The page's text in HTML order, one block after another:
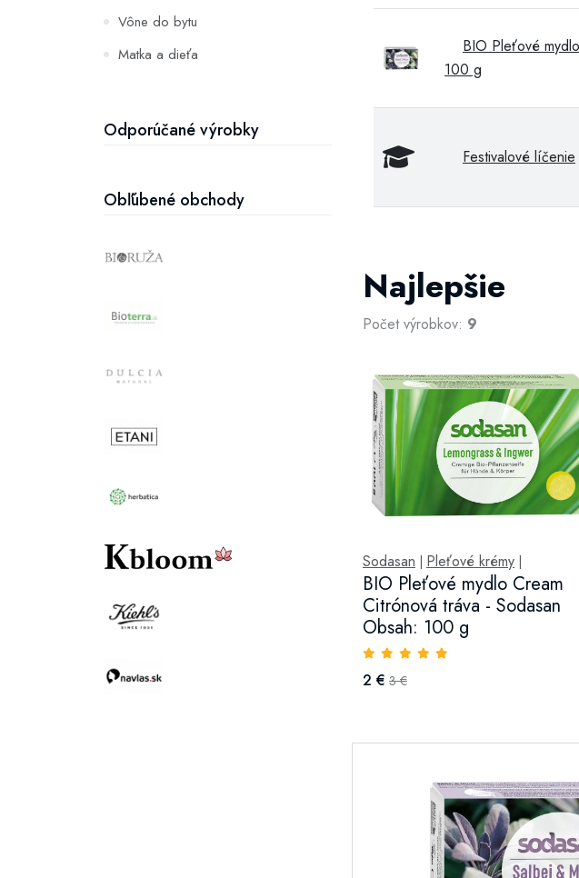
Vône do bytu
Matka a dieťa
Hydratácia a výživa pleti
Odporúčané výrobky
Obľúbené obchody
BIO Pleťové
100 g
Festivalové líčenie
Najlepšie
Počet výrobkov: 9
Sodasan Pleťové krémy
BIO Pleťové mydlo Cream
Citrónová tráva - Sodasan
Obsah: 100 g
2 € 3 €